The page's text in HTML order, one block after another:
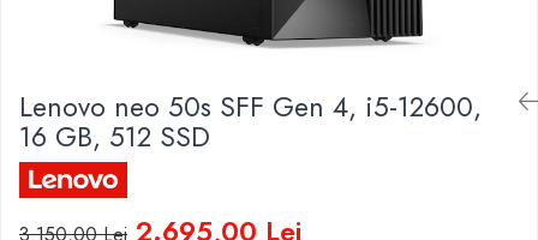
Standuri și Coolere Laptop
Alte accesorii
Card reader
Carcase
Placi de baza
Ventilatoare carcasa
Componente Renew/Refurbished
Placi de baza REFURBISHED
Lenovo neo 50s SFF Gen 4, i5-12600,
16 GB, 512 SSD
2.695,00 Lei